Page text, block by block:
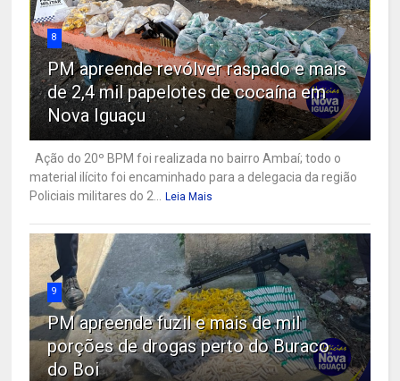
8
PM apreende revólver raspado e mais
de 2,4 mil papelotes de cocaína em
Nova Iguaçu
Ação do 20º BPM foi realizada no bairro Ambaí; todo o
material ilícito foi encaminhado para a delegacia da região
Policiais militares do 2...
Leia Mais
9
PM apreende fuzil e mais de mil
porções de drogas perto do Buraco
do Boi